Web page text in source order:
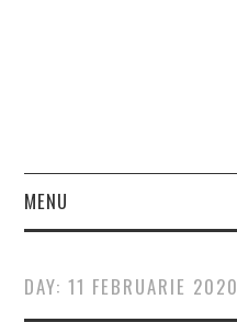
MENU
DAY:11 FEBRUARIE 2020